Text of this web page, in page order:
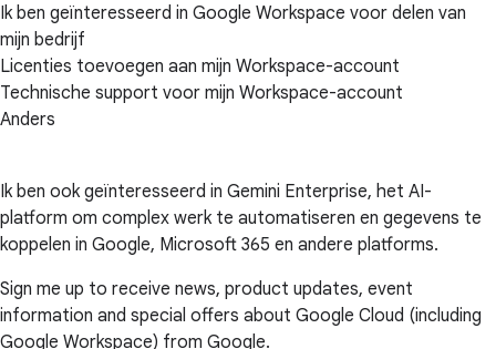
Ik ben geïnteresseerd in Google Workspace voor delen van
mijn bedrijf
Licenties toevoegen aan mijn Workspace-account
Technische support voor mijn Workspace-account
Anders
Ik ben ook geïnteresseerd in Gemini Enterprise, het AI-
platform om complex werk te automatiseren en gegevens te
koppelen in Google, Microsoft 365 en andere platforms.
Sign me up to receive news, product updates, event
information and special offers about Google Cloud (including
Google Workspace) from Google.